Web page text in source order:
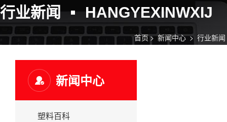
行业新闻 HANGYEXINWXIJ
首页 >新闻中心> 行业新闻
新闻中心
塑料百科